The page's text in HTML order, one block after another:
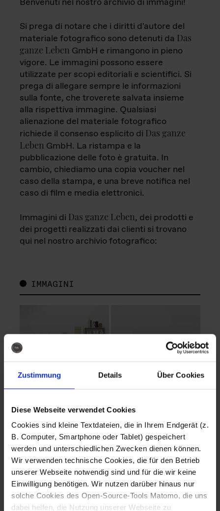
Zustimmung Details Über Cookies
Diese Webseite verwendet Cookies
Cookies sind kleine Textdateien, die in Ihrem Endgerät (z.
B. Computer, Smartphone oder Tablet) gespeichert
werden und unterschiedlichen Zwecken dienen können.
Wir verwenden technische Cookies, die für den Betrieb
unserer Webseite notwendig sind und für die wir keine
Einwilligung benötigen. Wir nutzen darüber hinaus nur
solche Cookies des Open-Source-Tools Matomo, die uns
dabei helfen, die Nutzung unserer Webseite zu
Si prega di notare che i diritti d'autore del
materiale fotografico sono detenuti da Das
ganze Leben GmbH e rimangono in pieno
vigore. Le immagini possono essere
utilizzate per scopi editoriali e scientifici. Si
prega di allegare sempre le informazioni
sulla fonte, che troverete salvata insieme
alla rispettiva immagine. Qualsiasi
alienazione del materiale fotografico
richiede il consenso esplicito di Das ganze
Leben GmbH. La ristampa e la
pubblicazione delle foto è gratuita. In
cambio, chiediamo una copia voucher nel
caso della stampa, e una breve notifica nel
caso di film e media elettronici.
Immagini di Das ganze Leben, dei prodotti e
dei progetti realizzati dai clienti si trovano
qui nel nostro archivio fotografico:
IMMAGINI
Fotografo: Lorenz
Sternbach
Download
Fotografo: Lorenz
Sternbach
Download